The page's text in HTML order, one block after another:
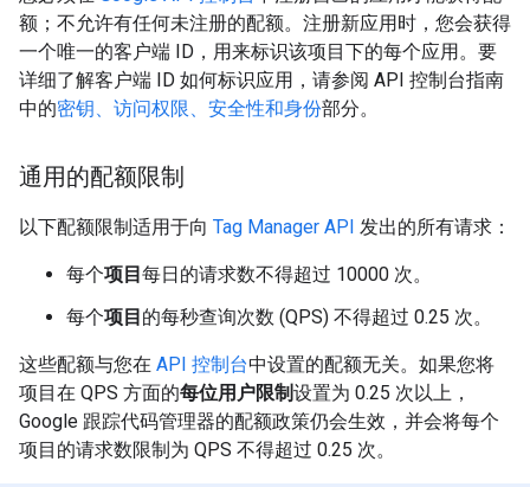
额；不允许有任何未注册的配额。注册新应用时，您会获得
一个唯一的客户端 ID，用来标识该项目下的每个应用。要
详细了解客户端 ID 如何标识应用，请参阅 API 控制台指南
中的密钥、访问权限、安全性和身份部分。
通用的配额限制
以下配额限制适用于向 Tag Manager API 发出的所有请求：
每个项目每日的请求数不得超过 10000 次。
每个项目的每秒查询次数 (QPS) 不得超过 0.25 次。
这些配额与您在 API 控制台中设置的配额无关。如果您将
项目在 QPS 方面的每位用户限制设置为 0.25 次以上，
Google 跟踪代码管理器的配额政策仍会生效，并会将每个
项目的请求数限制为 QPS 不得超过 0.25 次。